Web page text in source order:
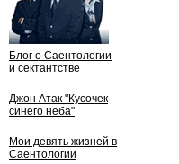
Блог о Саентологии
и сектантстве
Джон Атак "Кусочек
синего неба"
Мои девять жизней в
Саентологии